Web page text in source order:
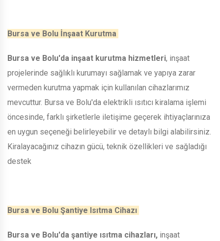
Bursa ve Bolu İnşaat Kurutma
Bursa ve Bolu'da inşaat kurutma hizmetleri, inşaat
projelerinde sağlıklı kurumayı sağlamak ve yapıya zarar
vermeden kurutma yapmak için kullanılan cihazlarımız
mevcuttur. Bursa ve Bolu'da elektrikli ısıtıcı kiralama işlemi
öncesinde, farklı şirketlerle iletişime geçerek ihtiyaçlarınıza
en uygun seçeneği belirleyebilir ve detaylı bilgi alabilirsiniz.
Kiralayacağınız cihazın gücü, teknik özellikleri ve sağladığı
destek
Bursa ve Bolu Şantiye Isıtma Cihazı
Bursa ve Bolu'da şantiye ısıtma cihazları, inşaat